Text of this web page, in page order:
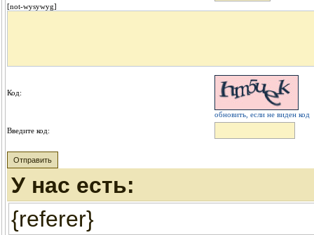
[not-wysywyg]
Код:
обновить, если не виден код
Введите код:
У нас есть:
{referer}